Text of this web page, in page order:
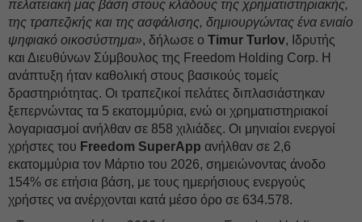
πελατειακή μας βάση στους κλάδους της χρηματιστηριακής,
της τραπεζικής και της ασφάλισης, δημιουργώντας ένα ενιαίο
ψηφιακό οικοσύστημα», δήλωσε ο Timur Turlov, Ιδρυτής
και Διευθύνων Σύμβουλος της Freedom Holding Corp. Η
ανάπτυξη ήταν καθολική στους βασικούς τομείς
δραστηριότητας. Οι τραπεζικοί πελάτες διπλασιάστηκαν
ξεπερνώντας τα 5 εκατομμύρια, ενώ οι χρηματιστηριακοί
λογαριασμοί ανήλθαν σε 858 χιλιάδες. Οι μηνιαίοι ενεργοί
χρήστες του Freedom SuperApp ανήλθαν σε 2,6
εκατομμύρια τον Μάρτιο του 2026, σημειώνοντας άνοδο
154% σε ετήσια βάση, με τους ημερήσιους ενεργούς
χρήστες να ανέρχονται κατά μέσο όρο σε 634.578.